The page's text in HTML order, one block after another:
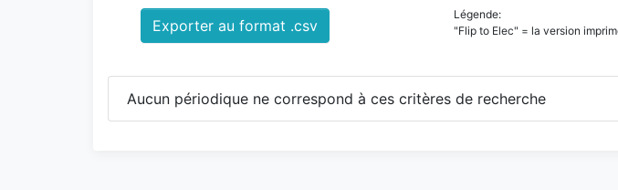
Exporter au format .csv
Légende:
"Flip to Elec" = la version
Aucun périodique ne correspond à ces critères de recherche